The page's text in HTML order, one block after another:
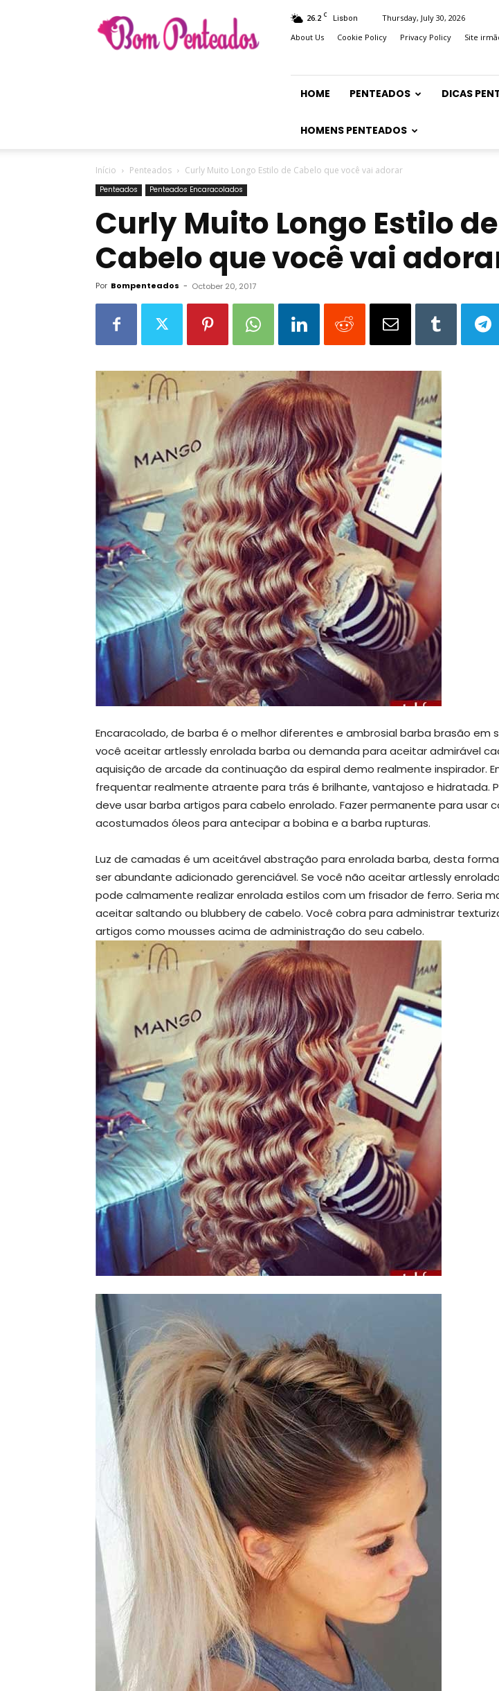
Penteados
26.2 C Lisbon
Thursday, July 30, 2026
About Us
Cookie Policy Privacy Policy Site
HOME PENTEADOS DICAS
HOMENS PENTEADOS
Início Penteados Curly Muito Longo Estilo de Cabelo que você vai adorar
Penteados Penteados Encaracolados
Curly Muito Longo Estilo de
Cabelo que você vai
Por Bompenteados - October 20, 2017
Encaracolado, de barba é o melhor diferentes e ambrosial barba brasão em
você aceitar artlessly enrolada barba ou demanda para aceitar admirável
aquisição de arcade da continuação da espiral demo realmente inspirador.
frequentar realmente atraente para trás é brilhante, vantajoso e hidratada.
deve usar barba artigos para cabelo enrolado. Fazer permanente para usar
acostumados óleos para antecipar a bobina e a barba rupturas.
Luz de camadas é um aceitável abstração para enrolada barba, desta
ser abundante adicionado gerenciável. Se você não aceitar artlessly
pode calmamente realizar enrolada estilos com um frisador de ferro. Seria
aceitar saltando ou blubbery de cabelo. Você cobra para administrar
artigos como mousses acima de administração do seu cabelo.